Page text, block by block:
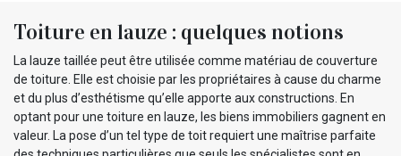
Toiture en lauze : quelques notions
La lauze taillée peut être utilisée comme matériau de couverture
de toiture. Elle est choisie par les propriétaires à cause du charme
et du plus d’esthétisme qu’elle apporte aux constructions. En
optant pour une toiture en lauze, les biens immobiliers gagnent en
valeur. La pose d’un tel type de toit requiert une maîtrise parfaite